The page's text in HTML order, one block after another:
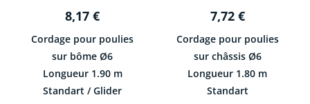
8,17€
Cordage pour poulies
sur bôme Ø6
Longueur 1.90 m
Standart / Glider
7,72 €
Cordage pour poulies
sur châssis Ø6
Longueur 1.80 m
Standart